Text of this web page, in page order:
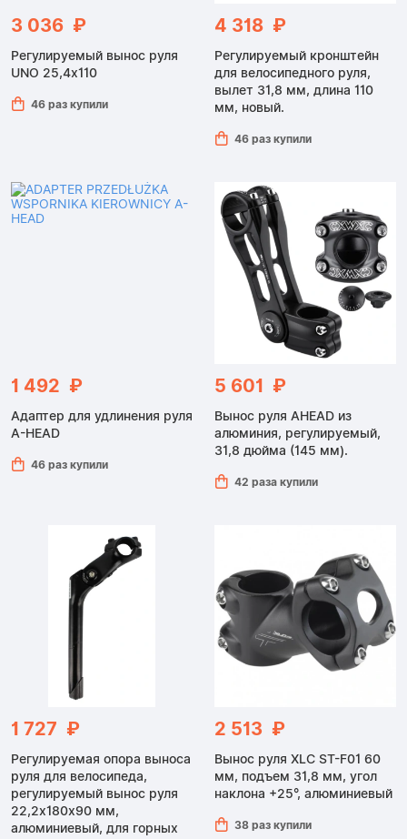
3 036 ₽
Регулируемый вынос руля
UNO 25,4x110
46 раз купили
4 318 ₽
Регулируемый кронштейн
для велосипедного руля,
вылет 31,8 мм, длина 110
мм, новый.
46 раз купили
1 492 ₽
Адаптер для удлинения руля
A-HEAD
46 раз купили
5 601 ₽
Вынос руля AHEAD из
алюминия, регулируемый,
31,8 дюйма (145 мм).
42 раза купили
1 727 ₽
Регулируемая опора выноса
руля для велосипеда,
регулируемый вынос руля
22,2x180x90 мм,
алюминиевый, для горных
2 513 ₽
Вынос руля XLC ST-F01 60
мм, подъем 31,8 мм, угол
наклона +25°, алюминиевый
38 раз купили